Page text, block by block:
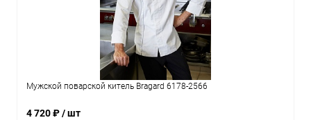
Мужской поварской китель Bragard 6178-2566
4 720 ₽/ шт